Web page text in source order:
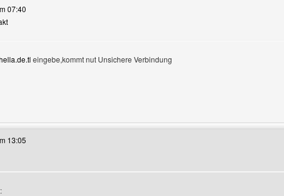
07:40
eingebe,kommt nut Unsichere Verbindung
Benutzers besuchen: hella
13:05